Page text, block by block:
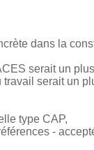
dans la
serait un
serait un
type CAP,
-